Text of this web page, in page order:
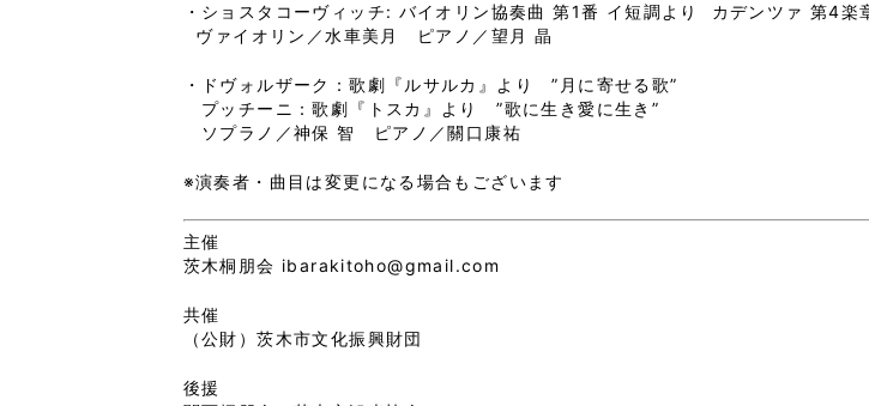
・ショスタコーヴィッチ: バイオリン協奏曲 第1番 イ短調より カデンツァ 第4楽
ヴァイオリン／水車美月 ピアノ／望月 晶
・ドヴォルザーク：歌劇『ルサルカ』より ”月に寄せる歌”
プッチーニ：歌劇『トスカ』より ”歌に生き愛に生き”
ソプラノ／神保 智 ピアノ／關口康祐
※演奏者・曲目は変更になる場合もございます
主催
茨木桐朋会 ibarakitoho@gmail.com
共催
（公財）茨木市文化振興財団
後援